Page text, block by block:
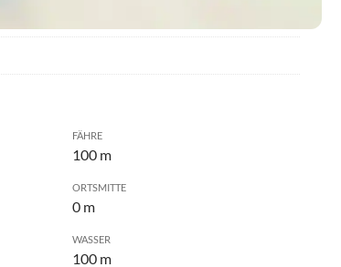
FÄHRE
100 m
ORTSMITTE
0 m
WASSER
100 m